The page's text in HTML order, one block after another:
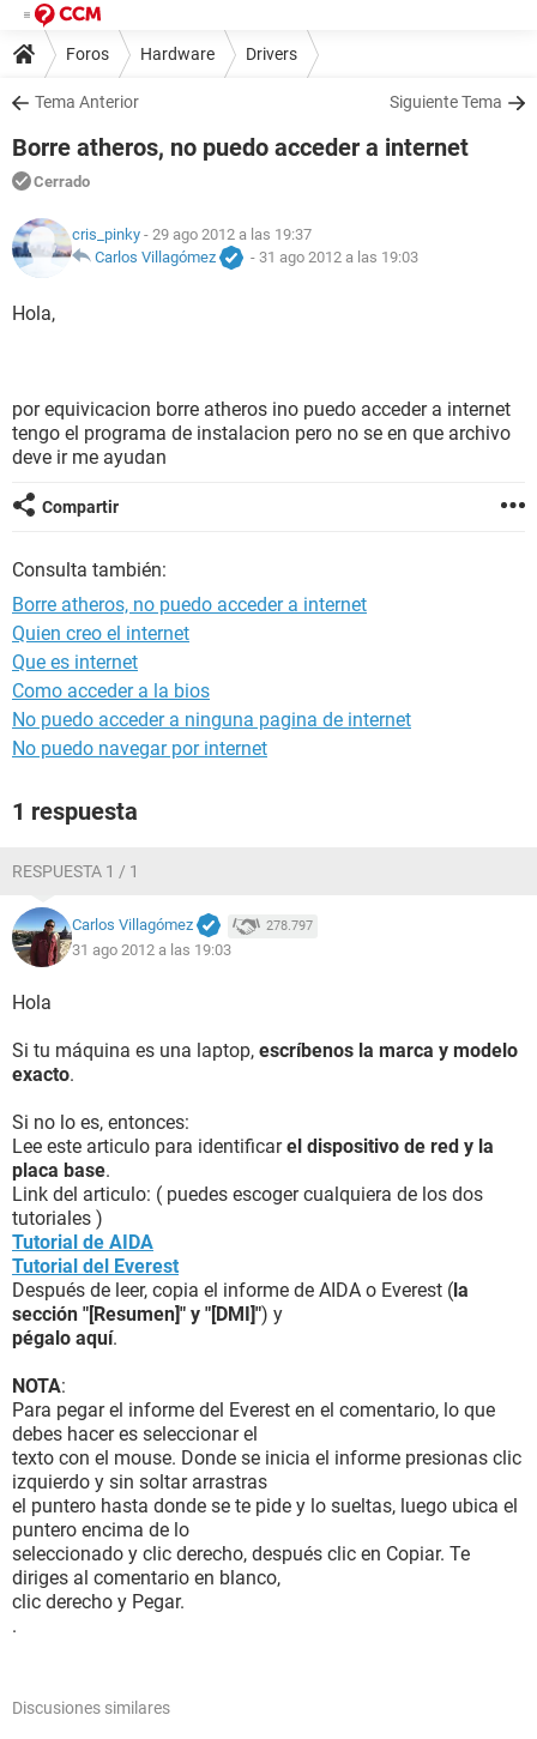
Foros Hardware Drivers
Tema Anterior Siguiente Tema
Borre atheros, no puedo acceder a internet
Cerrado
cris_pinky - 29 ago 2012 a las 19:37
Carlos Villagómez
- 31 ago 2012 a las 19:03
Hola,
por equivicacion borre atheros ino puedo acceder a internet
tengo el programa de instalacion pero no se en que archivo
deve ir me ayudan
Compartir
Consulta también:
Borre atheros, no puedo acceder a internet
Quien creo el internet
Que es internet
Como acceder a la bios
No puedo acceder a ninguna pagina de internet
No puedo navegar por internet
1 respuesta
RESPUESTA 1 / 1
Carlos Villagómez 278.797
31 ago 2012 a las 19:03
Hola
Si tu máquina es una laptop, escríbenos la marca y modelo
exacto.
Si no lo es, entonces:
Lee este articulo para identificarel dispositivo de red y la
placa base.
Link del articulo: ( puedes escoger cualquiera de los dos
tutoriales )
Tutorial de AIDA
Tutorial del Everest
Después de leer, copia el informe de AIDA o Everest (la
sección "[Resumen]" y "[DMI]") y
pégalo aquí.
NOTA:
Para pegar el informe del Everest en el comentario, lo que
debes hacer es seleccionar el
texto con el mouse. Donde se inicia el informe presionas clic
izquierdo y sin soltar arrastras
el puntero hasta donde se te pide y lo sueltas, luego ubica el
puntero encima de lo
seleccionado y clic derecho, después clic en Copiar. Te
diriges al comentario en blanco,
clic derecho y Pegar.
.
Discusiones similares